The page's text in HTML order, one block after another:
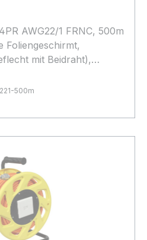
AWG22/1 FRNC, 500m
Foliengeschirmt,
mit Beidraht),
500m